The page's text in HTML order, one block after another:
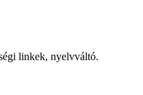
linkek, nyelvváltó.